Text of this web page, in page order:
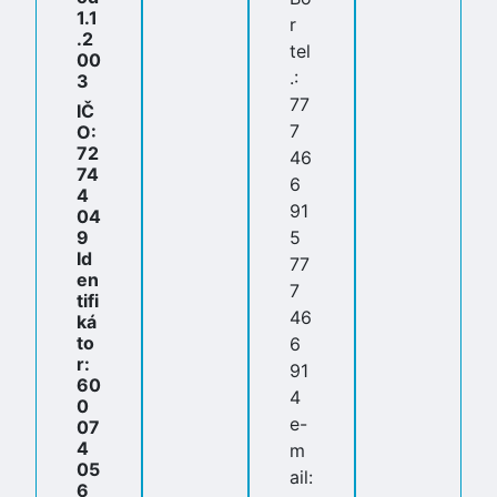
1.1
.2
00
3
IČ
O:
72
74
4
04
9
Id
en
tifi
ká
to
r:
60
0
07
4
05
6
r
tel
.:
77
7
46
6
91
5
77
7
46
6
91
4
e-
m
ail: